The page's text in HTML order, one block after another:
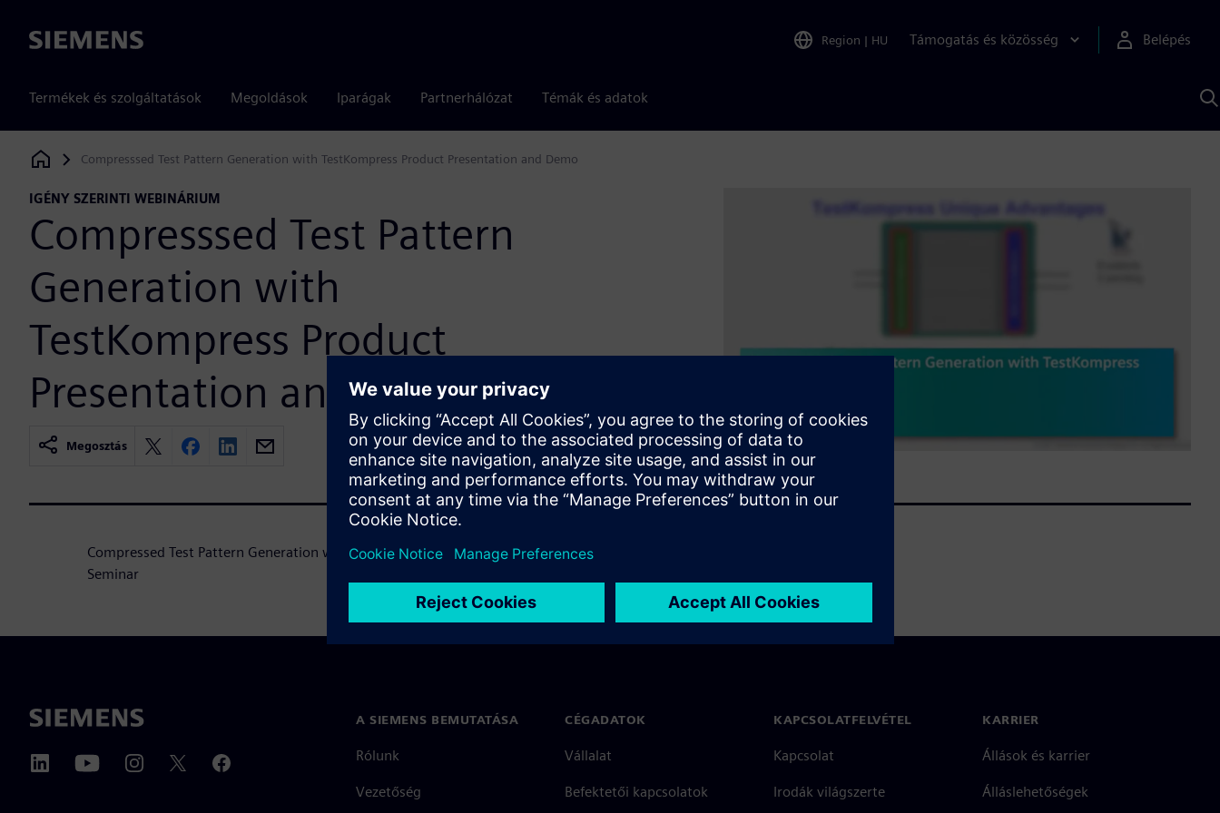
Siemens Region | HU Támogatás és közösség Belépés
Termékek és szolgáltatások Megoldások Iparágak Partnerhálózat Témák és adatok
Siemens Digital Industries Software
Compresssed Test Pattern Generation with TestKompress Product Presentation and Demo
IGÉNY SZERINTI WEBINÁRIUM
Compresssed Test Pattern
Generation with
TestKompress Product
Presentation and Demo
Megosztás
Compressed Test Pattern Generation with TestKompress On-Demand Web
Seminar
A SIEMENS BEMUTATÁSA
Rólunk
Vezetőség
CÉGADATOK
Vállalat
Befektetői kapcsolatok
KAPCSOLATFELVÉTEL
Kapcsolat
Irodák világszerte
KARRIER
Állások és karrier
Álláslehetőségek